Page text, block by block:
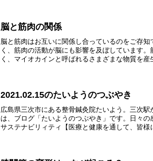
脳と筋肉の関係
脳と筋肉はお互いに関係し合っているのをご存
く、筋肉の活動が脳にも影響を及ぼしています
く、マイオカインと呼ばれるさまざまな物質を産
2021.02.15のたいようのつぶやき
広島県三次市にある整骨鍼灸院たいよう。三次
は、ブログ「たいようのつぶやき」です。日々
サステナビリィティ【医療と健康を通して、皆